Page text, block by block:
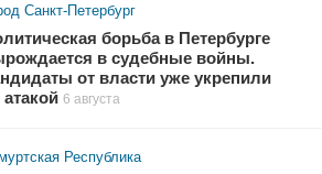
Санкт-Петербург
борьба в Петербурге
в судебные войны.
от власти уже укрепили
6 августа
Республика